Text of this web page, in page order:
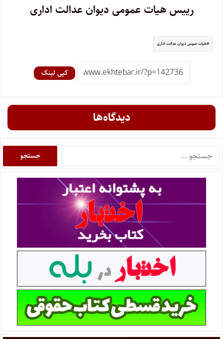
رییس هیات عمومی دیوان عدالت اداری
هیات عمومی دیوان عدالت اداری
کپی لینک
دیدگاه‌ها